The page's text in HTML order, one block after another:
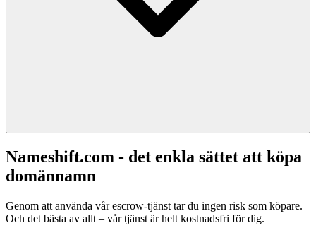
Nameshift.com - det enkla sättet att köpa
domännamn
Genom att använda vår escrow-tjänst tar du ingen risk som köpare.
Och det bästa av allt – vår tjänst är helt kostnadsfri för dig.